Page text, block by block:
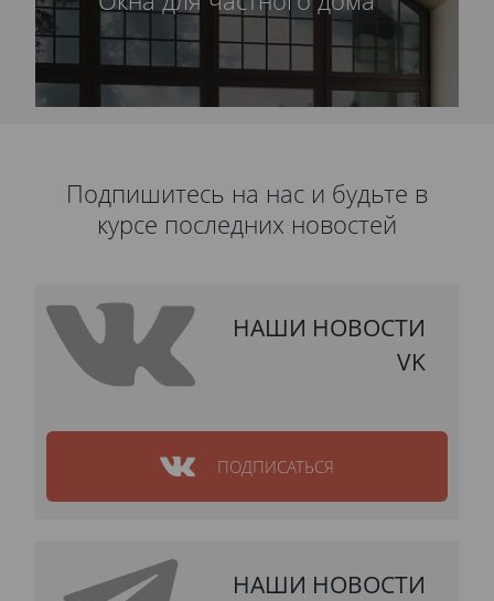
Подпишитесь на нас и будьте в
курсе последних новостей
НАШИ НОВОСТИ
VK
ПОДПИСАТЬСЯ
НАШИ НОВОСТИ